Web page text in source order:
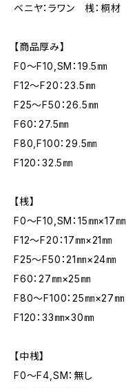
ベニヤ：ラワン 桟：桐材
【商品厚み】
F0～F10,SM：19.5㎜
F12～F20：23.5㎜
F25～F50：26.5㎜
F60：27.5㎜
F80,F100：29.5㎜
F120：32.5㎜
【桟】
F0～F10,SM：15㎜×17㎜
F12～F20：17㎜×21㎜
F25～F50：21㎜×24㎜
F60：27㎜×25㎜
F80～F100：25㎜×27㎜
F120：33㎜×30㎜
【中桟】
F0～F4,SM：無し